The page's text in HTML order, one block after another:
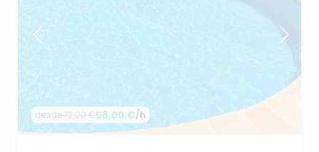
desde72,00 €58,00 €/h